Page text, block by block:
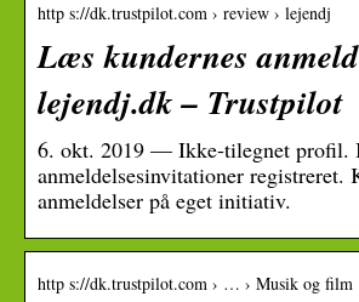
http s://dk.trustpilot.com › review › lejendj
Læs kundernes
lejendj.dk – Trustpilot
6. okt. 2019 — Ikke-tilegnet profil.
anmeldelsesinvitationer registreret.
anmeldelser på eget initiativ.
http s://dk.trustpilot.com › … › Musik og film